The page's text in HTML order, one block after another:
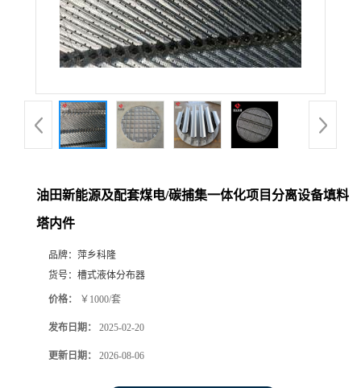
产
品
展
厅
油田新能源及配套煤电/碳捕集一体化项目分离设备填料
塔内件
品牌： 萍乡科隆
货号： 槽式液体分布器
价格： ￥1000/套
发布日期： 2025-02-20
更新日期： 2026-08-06